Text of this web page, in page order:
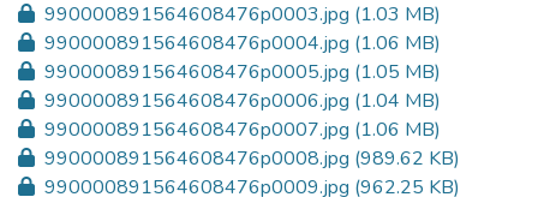
990000891564608476p0003.jpg (1.03 MB)
990000891564608476p0004.jpg (1.06 MB)
990000891564608476p0005.jpg (1.05 MB)
990000891564608476p0006.jpg (1.04 MB)
990000891564608476p0007.jpg (1.06 MB)
990000891564608476p0008.jpg (989.62 KB)
990000891564608476p0009.jpg (962.25 KB)